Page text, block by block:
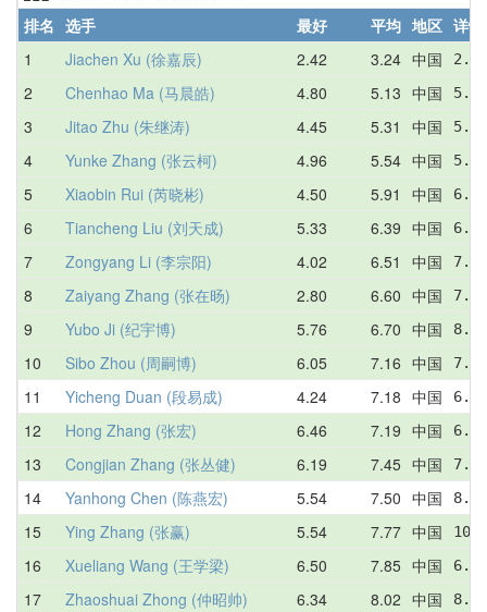
排名 选手 最好 平均 地区 详情
1
Jiachen Xu (徐嘉辰) 2.42 3.24 中国
2 Chenhao Ma (马晨皓) 4.80 5.13 中国
3 Jitao Zhu (朱继涛) 4.45 5.31 中国
4 Yunke Zhang (张云柯) 4.96 5.54 中国
5 Xiaobin Rui (芮晓彬) 4.50 5.91 中国
6 Tiancheng Liu (刘天成) 5.33 6.39 中国
7 Zongyang Li (李宗阳) 4.02 6.51 中国
8 Zaiyang Zhang (张在旸) 2.80 6.60 中国
9 Yubo Ji (纪宇博) 5.76 6.70 中国
10 Sibo Zhou (周嗣博) 6.05 7.16 中国
11 Yicheng Duan (段易成) 4.24 7.18 中国
12 Hong Zhang (张宏) 6.46 7.19 中国
13 Congjian Zhang (张丛健) 6.19 7.45 中国
14 Yanhong Chen (陈燕宏) 5.54 7.50 中国
15 Ying Zhang (张赢) 5.54 7.77 中国
16 Xueliang Wang (王学梁) 6.50 7.85 中国
17 Zhaoshuai Zhong (仲昭帅) 6.34 8.02 中国